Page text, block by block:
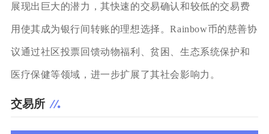
展现出巨大的潜力，其快速的交易确认和较低的交易费
用使其成为银行间转账的理想选择。Rainbow币的慈善协
议通过社区投票回馈动物福利、贫困、生态系统保护和
医疗保健等领域，进一步扩展了其社会影响力。
交易所